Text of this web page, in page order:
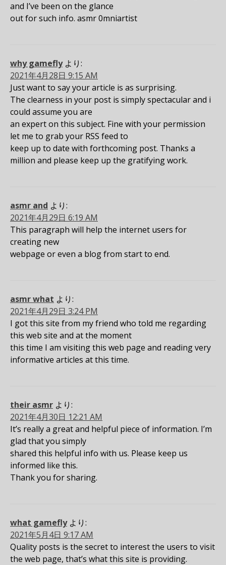
and I’ve been on the glance
out for such info. asmr 0mniartist
why gamefly より:
2021年4月28日 9:15 AM
Just want to say your article is as surprising.
The clearness in your post is simply spectacular and i
could assume you are
an expert on this subject. Fine with your permission
let me to grab your RSS feed to
keep up to date with forthcoming post. Thanks a
million and please keep up the gratifying work.
asmr and より:
2021年4月29日 6:19 AM
This paragraph will help the internet users for
creating new
webpage or even a blog from start to end.
asmr what より:
2021年4月29日 3:24 PM
I got this site from my friend who told me regarding
this web site and at the moment
this time I am visiting this web page and reading very
informative articles at this time.
their asmr より:
2021年4月30日 12:21 AM
It’s really a great and helpful piece of information. I’m
glad that you simply
shared this helpful info with us. Please keep us
informed like this.
Thank you for sharing.
what gamefly より:
2021年5月4日 9:17 AM
Quality posts is the secret to interest the users to visit
the web page, that’s what this site is providing.